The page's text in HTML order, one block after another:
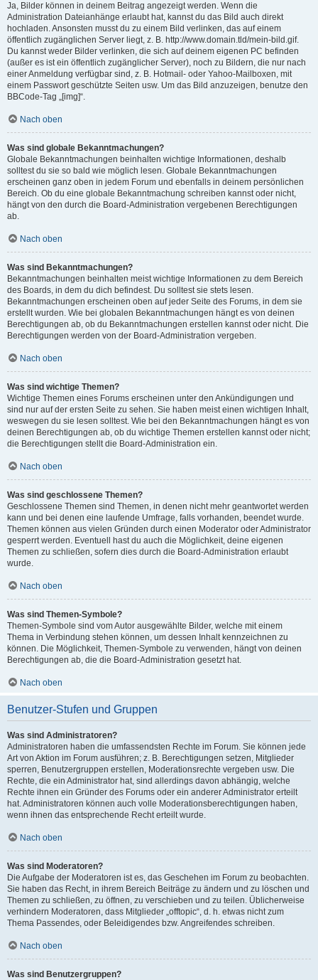
Ja, Bilder können in deinem Beitrag angezeigt werden. Wenn die
Administration Dateianhänge erlaubt hat, kannst du das Bild auch direkt
hochladen. Ansonsten musst du zu einem Bild verlinken, das auf einem
öffentlich zugänglichen Server liegt, z. B. http://www.domain.tld/mein-bild.gif.
Du kannst weder Bilder verlinken, die sich auf deinem eigenen PC befinden
(außer es ist ein öffentlich zugänglicher Server), noch zu Bildern, die nur nach
einer Anmeldung verfügbar sind, z. B. Hotmail- oder Yahoo-Mailboxen, mit
einem Passwort geschützte Seiten usw. Um das Bild anzuzeigen, benutze den
BBCode-Tag „[img]“.
Nach oben
Was sind globale Bekanntmachungen?
Globale Bekanntmachungen beinhalten wichtige Informationen, deshalb
solltest du sie so bald wie möglich lesen. Globale Bekanntmachungen
erscheinen ganz oben in jedem Forum und ebenfalls in deinem persönlichen
Bereich. Ob du eine globale Bekanntmachung schreiben kannst oder nicht,
hängt von den durch die Board-Administration vergebenen Berechtigungen
ab.
Nach oben
Was sind Bekanntmachungen?
Bekanntmachungen beinhalten meist wichtige Informationen zu dem Bereich
des Boards, in dem du dich befindest. Du solltest sie stets lesen.
Bekanntmachungen erscheinen oben auf jeder Seite des Forums, in dem sie
erstellt wurden. Wie bei globalen Bekanntmachungen hängt es von deinen
Berechtigungen ab, ob du Bekanntmachungen erstellen kannst oder nicht. Die
Berechtigungen werden von der Board-Administration vergeben.
Nach oben
Was sind wichtige Themen?
Wichtige Themen eines Forums erscheinen unter den Ankündigungen und
sind nur auf der ersten Seite zu sehen. Sie haben meist einen wichtigen Inhalt,
weswegen du sie lesen solltest. Wie bei den Bekanntmachungen hängt es von
deinen Berechtigungen ab, ob du wichtige Themen erstellen kannst oder nicht;
die Berechtigungen stellt die Board-Administration ein.
Nach oben
Was sind geschlossene Themen?
Geschlossene Themen sind Themen, in denen nicht mehr geantwortet werden
kann und bei denen eine laufende Umfrage, falls vorhanden, beendet wurde.
Themen können aus vielen Gründen durch einen Moderator oder Administrator
gesperrt werden. Eventuell hast du auch die Möglichkeit, deine eigenen
Themen zu schließen, sofern dies durch die Board-Administration erlaubt
wurde.
Nach oben
Was sind Themen-Symbole?
Themen-Symbole sind vom Autor ausgewählte Bilder, welche mit einem
Thema in Verbindung stehen können, um dessen Inhalt kennzeichnen zu
können. Die Möglichkeit, Themen-Symbole zu verwenden, hängt von deinen
Berechtigungen ab, die die Board-Administration gesetzt hat.
Nach oben
Benutzer-Stufen und Gruppen
Was sind Administratoren?
Administratoren haben die umfassendsten Rechte im Forum. Sie können jede
Art von Aktion im Forum ausführen; z. B. Berechtigungen setzen, Mitglieder
sperren, Benutzergruppen erstellen, Moderationsrechte vergeben usw. Die
Rechte, die ein Administrator hat, sind allerdings davon abhängig, welche
Rechte ihnen ein Gründer des Forums oder ein anderer Administrator erteilt
hat. Administratoren können auch volle Moderationsberechtigungen haben,
wenn ihnen das entsprechende Recht erteilt wurde.
Nach oben
Was sind Moderatoren?
Die Aufgabe der Moderatoren ist es, das Geschehen im Forum zu beobachten.
Sie haben das Recht, in ihrem Bereich Beiträge zu ändern und zu löschen und
Themen zu schließen, zu öffnen, zu verschieben und zu teilen. Üblicherweise
verhindern Moderatoren, dass Mitglieder „offtopic“, d. h. etwas nicht zum
Thema Passendes, oder Beleidigendes bzw. Angreifendes schreiben.
Nach oben
Was sind Benutzergruppen?